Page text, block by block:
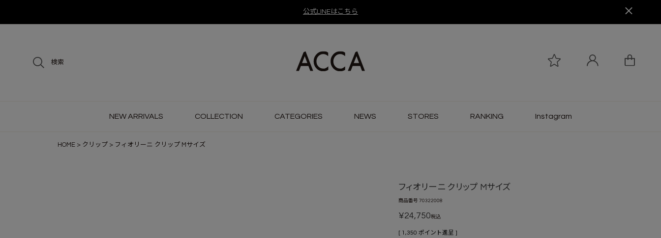
公式LINEはこちら
検索
NEW ARRIVALS COLLECTION CATEGORIES NEWS STORES RANKING Instagram
HOME クリップ フィオリーニ クリップ Mサイズ
フィオリーニ クリップ Mサイズ
商品番号 70322008
¥24,750税込
[ 1,350 ポイント進呈 ]